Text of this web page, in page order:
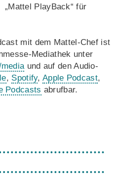
„Mattel PlayBack“ für
mit dem Mattel-Chef ist
Mediathek unter
und auf den Audio-
, Spotify,Apple Podcast,
Podcasts abrufbar.